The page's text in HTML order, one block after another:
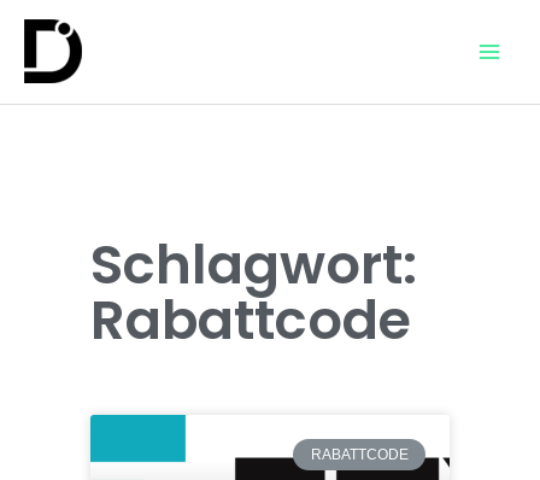
Schlagwort:
Rabattcode
RABATTCODE